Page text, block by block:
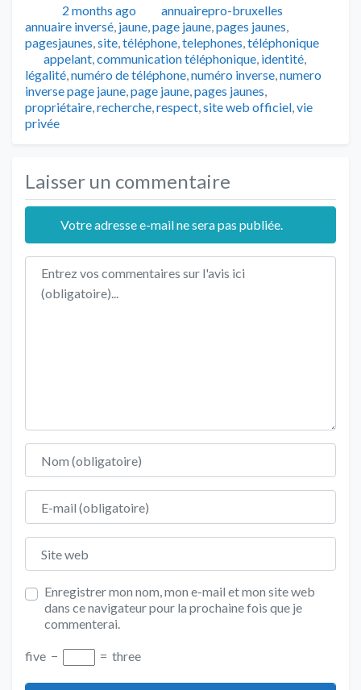
Publié2 months ago Auteur
annuairepro-bruxelles
annuaire inversé, jaune,page jaune,pages jaunes,
pagesjaunes,site,téléphone,telephones,téléphonique
Tags
appelant,communication téléphonique, identité,
légalité,numéro de téléphone,numéro inverse,numero
inverse page jaune,page jaune,pages jaunes,
propriétaire,recherche,respect,site web officiel,vie
privée
Laisser un commentaire
Votre adresse e-mail ne sera pas publiée.
Texte de l'avis
Nom
E-mail
Site web
Enregistrer mon nom, mon e-mail et mon site web
dans ce navigateur pour la prochaine fois que je
commenterai.
five − = three